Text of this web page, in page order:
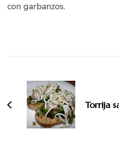
con garbanzos.
entradas
Torrija